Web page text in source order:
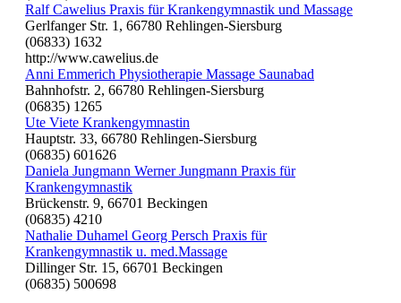
Ralf Cawelius Praxis für Krankengymnastik und Massage
Gerlfanger Str. 1, 66780 Rehlingen-Siersburg
(06833) 1632
http://www.cawelius.de
Anni Emmerich Physiotherapie Massage Saunabad
Bahnhofstr. 2, 66780 Rehlingen-Siersburg
(06835) 1265
Ute Viete Krankengymnastin
Hauptstr. 33, 66780 Rehlingen-Siersburg
(06835) 601626
Daniela Jungmann Werner Jungmann Praxis für
Krankengymnastik
Brückenstr. 9, 66701 Beckingen
(06835) 4210
Nathalie Duhamel Georg Persch Praxis für
Krankengymnastik u. med.Massage
Dillinger Str. 15, 66701 Beckingen
(06835) 500698